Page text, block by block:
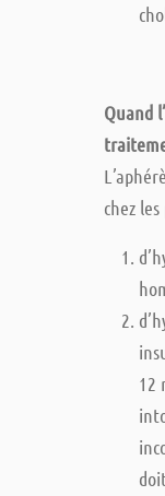
Quand
chez
12